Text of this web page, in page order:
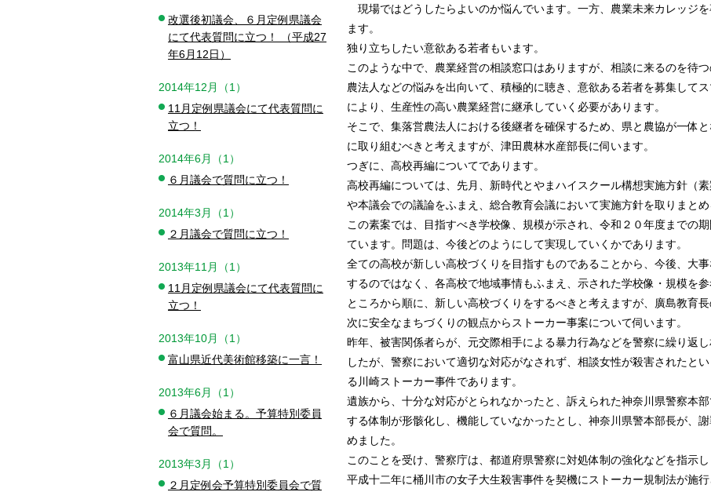
現場ではどうしたらよいのか悩んでいます。一方、農業未来カレッジ
ます。
独り立ちしたい意欲ある若者もいます。
このような中で、農業経営の相談窓口はありますが、相談に来るのを待
農法人などの悩みを出向いて、積極的に聴き、意欲ある若者を募集して
により、生産性の高い農業経営に継承していく必要があります。
そこで、集落営農法人における後継者を確保するため、県と農協が一体
に取り組むべきと考えますが、津田農林水産部長に伺います。
つぎに、高校再編についてであります。
高校再編については、先月、新時代とやまハイスクール構想実施方針（
や本議会での議論をふまえ、総合教育会議において実施方針を取りまとめ
この素案では、目指すべき学校像、規模が示され、令和２０年度までの
ています。問題は、今後どのようにして実現していくかであります。
全ての高校が新しい高校づくりを目指すものであることから、今後、大
するのではなく、各高校で地域事情もふまえ、示された学校像・規模を
ところから順に、新しい高校づくりをするべきと考えますが、廣島教育長
次に安全なまちづくりの観点からストーカー事案について伺います。
昨年、被害関係者らが、元交際相手による暴力行為などを警察に繰り返
したが、警察において適切な対応がなされず、相談女性が殺害されたと
る川崎ストーカー事件であります。
遺族から、十分な対応がとられなかったと、訴えられた神奈川県警察本
する体制が形骸化し、機能していなかったとし、神奈川県警本部長が、
めました。
このことを受け、警察庁は、都道府県警察に対処体制の強化などを指示し
平成十二年に桶川市の女子大生殺害事件を契機にストーカー規制法が施
改選後初議会、６月定例県議会
にて代表質問に立つ！ （平成27
年6月12日）
2014年12月（1）
11月定例県議会にて代表質問に
立つ！
2014年6月（1）
６月議会で質問に立つ！
2014年3月（1）
２月議会で質問に立つ！
2013年11月（1）
11月定例県議会にて代表質問に
立つ！
2013年10月（1）
富山県近代美術館移築に一言！
2013年6月（1）
６月議会始まる。予算特別委員
会で質問。
2013年3月（1）
２月定例会予算特別委員会で質